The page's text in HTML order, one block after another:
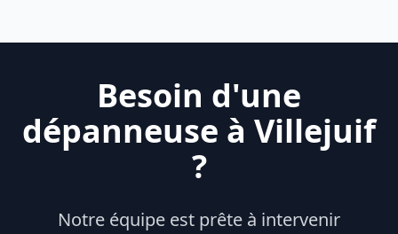
Besoin d'une
dépanneuse à Villejuif
?
Notre équipe est prête à intervenir